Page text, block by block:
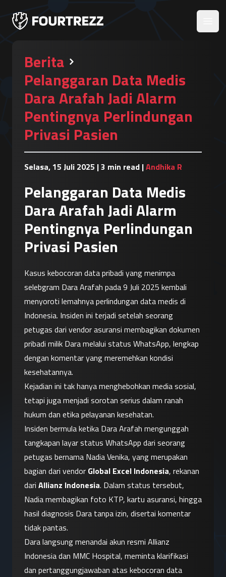
Berita
Pelanggaran Data Medis
Dara Arafah Jadi Alarm
Pentingnya Perlindungan
Privasi Pasien
Selasa, 15 Juli 2025 |3 min read |Andhika R
Pelanggaran Data Medis
Dara Arafah Jadi Alarm
Pentingnya Perlindungan
Privasi Pasien
Kasus kebocoran data pribadi yang menimpa
selebgram Dara Arafah pada 9 Juli 2025 kembali
menyoroti lemahnya perlindungan data medis di
Indonesia. Insiden ini terjadi setelah seorang
petugas dari vendor asuransi membagikan dokumen
pribadi milik Dara melalui status WhatsApp, lengkap
dengan komentar yang meremehkan kondisi
kesehatannya.
Kejadian ini tak hanya menghebohkan media sosial,
tetapi juga menjadi sorotan serius dalam ranah
hukum dan etika pelayanan kesehatan.
Insiden bermula ketika Dara Arafah mengunggah
tangkapan layar status WhatsApp dari seorang
petugas bernama Nadia Venika, yang merupakan
bagian dari vendor Global Excel Indonesia, rekanan
dari Allianz Indonesia. Dalam status tersebut,
Nadia membagikan foto KTP, kartu asuransi, hingga
hasil diagnosis Dara tanpa izin, disertai komentar
tidak pantas.
Dara langsung menandai akun resmi Allianz
Indonesia dan MMC Hospital, meminta klarifikasi
dan pertanggungjawaban atas kebocoran data